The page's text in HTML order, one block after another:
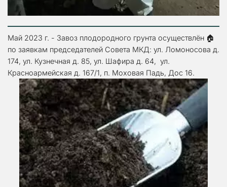
Май 2023 г. - Завоз плодородного грунта осуществлён 🏠
по заявкам председателей Совета МКД: ул. Ломоносова д.
174, ул. Кузнечная д. 85, ул. Шафира д. 64,  ул.
Красноармейская д. 167/1, п. Моховая Падь, Дос 16.